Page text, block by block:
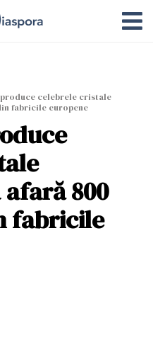
celebrele cristale
fabricile europene
800
fabricile